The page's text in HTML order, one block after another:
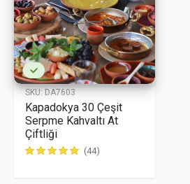
SKU:DA7603
Kapadokya 30 Çeşit
Serpme Kahvaltı At
Çiftliği
(44)